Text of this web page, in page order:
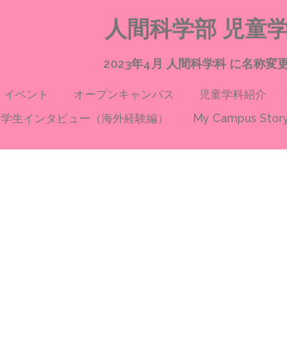
人間科学部 児童
2023年4月 人間科学科 に名称変
イベント オープンキャンパス 児童学科紹介
学生インタビュー（海外経験編） My Campus